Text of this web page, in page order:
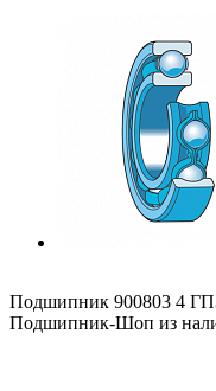
Подшипник 900803 4
Подшипник-Шоп из